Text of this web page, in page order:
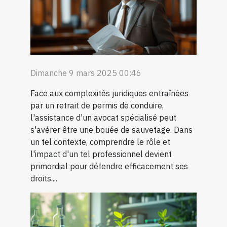
Dimanche 9 mars 2025 00:46
Face aux complexités juridiques entraînées
par un retrait de permis de conduire,
l'assistance d'un avocat spécialisé peut
s'avérer être une bouée de sauvetage. Dans
un tel contexte, comprendre le rôle et
l'impact d'un tel professionnel devient
primordial pour défendre efficacement ses
droits....